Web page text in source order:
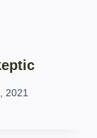
2021